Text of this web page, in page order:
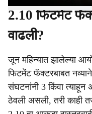
2.10 फिटमेंट
वाढली?
जून महिन्यात झालेल्या
फिटमेंट फॅक्टरबाबत
संघटनांनी 3 किंवा
ठेवली असली, तरी काही